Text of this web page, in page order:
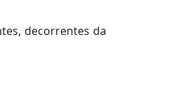
decorrentes da